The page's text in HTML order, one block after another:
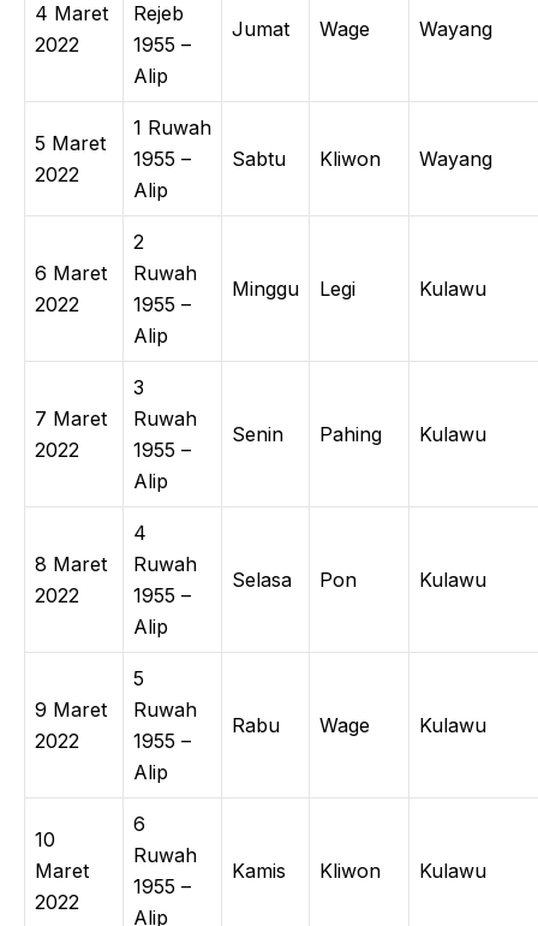
4 Maret
2022
Rejeb
1955 –
Alip
Jumat Wage Wayang
5 Maret
2022
1 Ruwah
1955 –
Alip
Sabtu Kliwon Wayang
6 Maret
2022
2
Ruwah
1955 –
Alip
Minggu Legi Kulawu
7 Maret
2022
3
Ruwah
1955 –
Alip
Senin Pahing Kulawu
8 Maret
2022
4
Ruwah
1955 –
Alip
Selasa Pon Kulawu
9 Maret
2022
5
Ruwah
1955 –
Alip
Rabu Wage Kulawu
10
Maret
2022
6
Ruwah
1955 –
Alip
Kamis Kliwon Kulawu